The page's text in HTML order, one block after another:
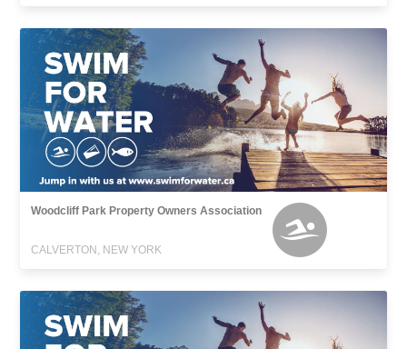
Woodcliff Park Property Owners Association
CALVERTON, NEW YORK